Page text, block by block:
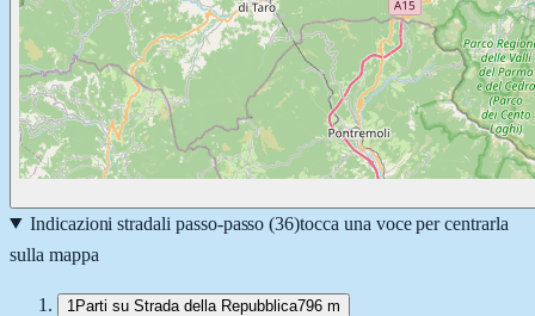
Indicazioni stradali passo-passo (36)tocca una voce per centrarla
sulla mappa
1 Parti su Strada della Repubblica796 m